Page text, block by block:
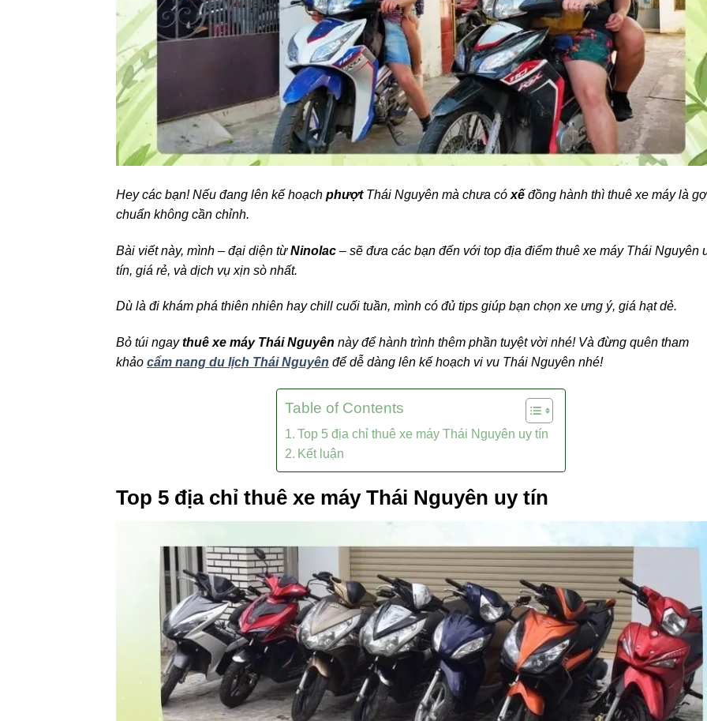
Hey các bạn! Nếu đang lên kế hoạch phượtThái Nguyên mà chưa có xế đồng hành thì thuê xe máy là
chuẩn không cần chỉnh.
Bài viết này, mình – đại diện từNinolac – sẽ đưa các bạn đến với top địa điểm thuê xe máy Thái Nguyên
tín, giá rẻ, và dịch vụ xịn sò nhất.
Dù là đi khám phá thiên nhiên hay chill cuối tuần, mình có đủ tips giúp bạn chọn xe ưng ý, giá hạt dẻ.
Bỏ túi ngaythuê xe máy Thái Nguyên này để hành trình thêm phần tuyệt vời nhé! Và đừng quên tham
khảo cẩm nang du lịch Thái Nguyên để dễ dàng lên kế hoạch vi vu Thái Nguyên nhé!
Table of Contents
Top 5 địa chỉ thuê xe máy Thái Nguyên uy tín
Kết luận
Top 5 địa chỉ thuê xe máy Thái Nguyên uy tín